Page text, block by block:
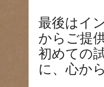
最後はイ
からご提
初めての
に、心か